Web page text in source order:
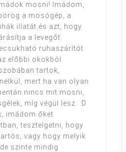
mosni! Imádom,
a mosógép, a
illatát és azt, hogy
a levegőt.
ruhaszárítót
előbbi okokból
tartok,
mert ha van olyan
nincs mit mosni,
míg végül lesz. :D
imádom őket
tesztelgetni, hogy
vagy hogy melyik
szinte mindig